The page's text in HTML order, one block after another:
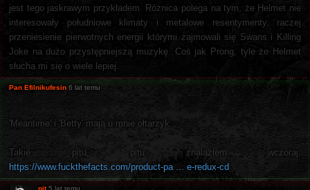
jest tego jaskrawym przykładem. Różnica polega na tym, że Helmet nie
interesowały południowe klimaty i metalowe resentymenty, raczej
przeniesienie pierwotnych energii którymi zajmowali się Swans i Killing
Joke na dużo przystępniejszą muzykę. Coś jak Prong, tyle że Helmet
słucha mi się o wiele lepiej.
Pan Efilnikufesin 6 lat temu
'Meantime' i 'Betty' mają u mnie ołtarzyk.
Takie pitu, pitu znalazłem wczoraj:
https://www.fuckthefacts.com/product-pa ... e-redux-cd
pit 5 lat temu